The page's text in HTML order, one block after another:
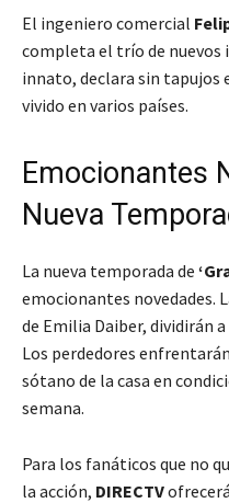
El ingeniero comercial
completa el trío de nuevos
innato, declara sin tapujos
vivido en varios países.
Emocionantes
Nueva
La nueva temporada de
emocionantes novedades.
de Emilia Daiber, dividirán
Los perdedores
sótano de la casa en
semana.
Para los fanáticos que no
la acción, DIRECTV